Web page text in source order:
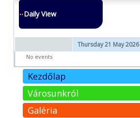
Tanárjelölteknek
Daily View
Thursday 21 May 2026
No events
Kezdőlap
Városunkról
Galéria